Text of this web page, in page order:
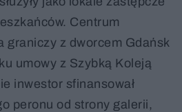
Centrum
graniczy z dworcem Gdańsk
umowy z Szybką Koleją
inwestor sfinansował
peronu od strony galerii,